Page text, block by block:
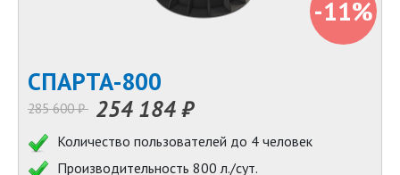
-11%
СПАРТА-800
285 600 ₽ 254 184 ₽
Количество пользователей до 4 человек
Производительность 800 л./сут.